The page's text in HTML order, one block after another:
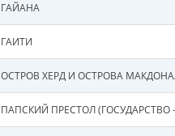
ГАЙАНА
ГАИТИ
ОСТРОВ ХЕРД И ОСТРОВА
ПАПСКИЙ ПРЕСТОЛ (ГОСУДАРСТВО